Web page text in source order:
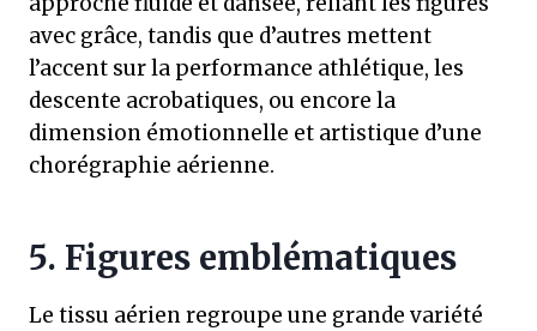
avec grâce, tandis que d’autres mettent
l’accent sur la performance athlétique, les
descente acrobatiques, ou encore la
dimension émotionnelle et artistique d’une
chorégraphie aérienne.
5. Figures emblématiques
Le tissu aérien regroupe une grande variété